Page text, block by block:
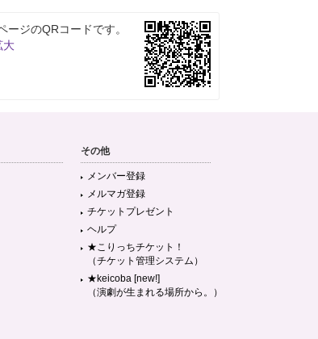
ージのQRコードです。
大
その他
メンバー登録
メルマガ登録
チケットプレゼント
ヘルプ
★こりっちチケット！
（チケット管理システム）
★keicoba [new!]
（演劇が生まれる場所から。）